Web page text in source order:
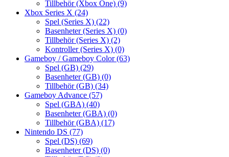
Tillbehör (Xbox One) (9)
Xbox Series X (24)
Spel (Series X) (22)
Basenheter (Series X) (0)
Tillbehör (Series X) (2)
Kontroller (Series X) (0)
Gameboy / Gameboy Color(63)
Spel (GB) (29)
Basenheter (GB) (0)
Tillbehör (GB) (34)
Gameboy Advance (57)
Spel (GBA) (40)
Basenheter (GBA) (0)
Tillbehör (GBA) (17)
Nintendo DS (77)
Spel (DS) (69)
Basenheter (DS) (0)